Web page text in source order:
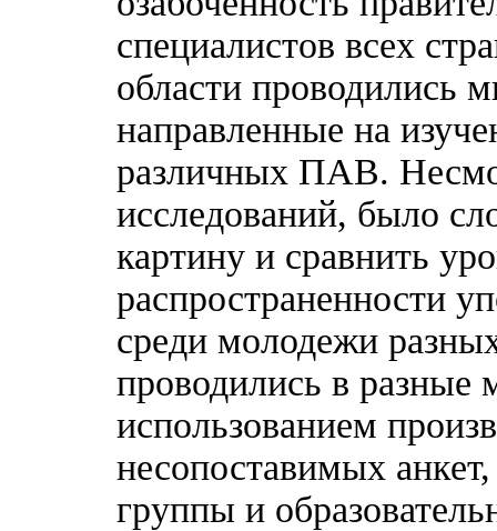
специалистов всех
области проводились
направленные на
различных ПАВ.
исследований, было
картину и сравнить
распространенности
среди молодежи
проводились в разные
использованием
несопоставимых
группы и